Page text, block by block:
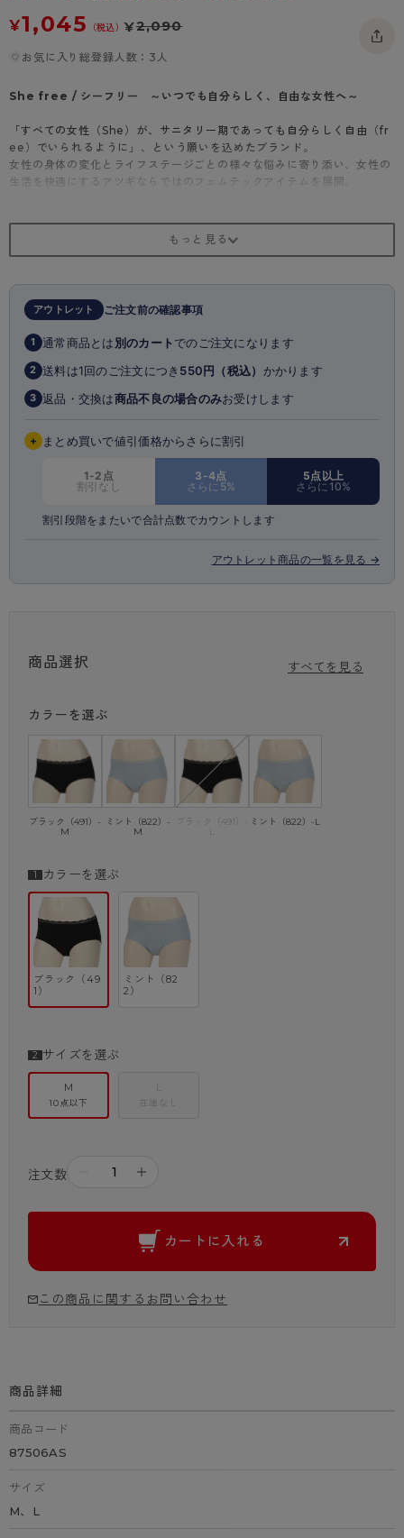
ハイジュニ
¥1,045 （税込） ¥2,090
お気に入り総登録人数：3人
She free / シーフリー ～いつでも自分らしく、自由な女性へ～
「すべての女性（She）が、サニタリー期であっても自分らしく自由（fr
ee）でいられるように」、という願いを込めたブランド。
女性の身体の変化とライフステージごとの様々な悩みに寄り添い、女性の
生活を快適にするアツギならではのフェムテックアイテムを展開。
少ない日や軽い日の水分ケアに！
～しっかり吸水、だけど肌あたりはさらっと！～
女性の悩みのひとつ、少ない日や軽い日の水分対策をサポートする『吸水
機能付ショーツ』です。
見た目もはき心地も普通のショーツ感覚で、使い捨てシートのカサカサ感
や不快感を軽減！
マチ(クロッチ)部分は、吸水拡散機能ににすぐれた生地を表面にした6層
真ん中に吸収体が内蔵されているので、しっかりとした吸収力がありま
肌に触れる面は水分を吸収してもベタつきにくいサラッフィーシートを使
用しているので、 通常のショーツよりもさらっとした肌あたりです。
防水シートを使用することで水分が漏れにくく、アウターへの染みだしも
防止します。
汗などの水分もマチ部分が吸収してくれるので、暑い夏の時期もべたつき
・羽つきナプキン対応の浮きマチ仕様
※汚れてしまった場合は、軽く予洗いをしてから洗濯機の利用をおすすめ
します。
※こちらは吸水量10mlのタイプです。
※吸水量で選べる3タイプ展開。（3ml, 5ml, 10ml）
アウトレット ご注文前の確認事項
1 通常商品とは別のカートでのご注文になります
2 送料は1回のご注文につき 550円（税込） かかります
3 返品・交換は商品不良の場合のみお受けします
+ まとめ買いで値引価格からさらに割引
1-2点
割引なし
3-4点
さらに5%
5点以上
さらに10%
割引段階をまたいで合計点数でカウントします
アウトレット商品の一覧を見る →
商品選択 すべてを見る
カラーを選ぶ
ブラック（491）-
M
ミント（822）-
M
ブラック（491）-
L
ミント（822）-L
カラーを選ぶ
ブラック（49
1）
ミント（82
2）
サイズを選ぶ
M
10点以下
L
在庫なし
注文数 ＋
カートに入れる
この商品に関するお問い合わせ
商品詳細
商品コード
87506AS
サイズ
M、L